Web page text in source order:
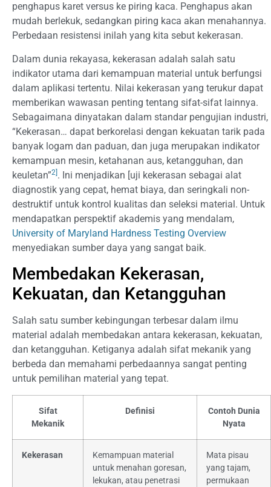
penghapus karet versus ke piring kaca. Penghapus akan
mudah berlekuk, sedangkan piring kaca akan menahannya.
Perbedaan resistensi inilah yang kita sebut kekerasan.
Dalam dunia rekayasa, kekerasan adalah salah satu
indikator utama dari kemampuan material untuk berfungsi
dalam aplikasi tertentu. Nilai kekerasan yang terukur dapat
memberikan wawasan penting tentang sifat-sifat lainnya.
Sebagaimana dinyatakan dalam standar pengujian industri,
“Kekerasan… dapat berkorelasi dengan kekuatan tarik pada
banyak logam dan paduan, dan juga merupakan indikator
kemampuan mesin, ketahanan aus, ketangguhan, dan
keuletan”2]. Ini menjadikan [uji kekerasan sebagai alat
diagnostik yang cepat, hemat biaya, dan seringkali non-
destruktif untuk kontrol kualitas dan seleksi material. Untuk
mendapatkan perspektif akademis yang mendalam,
University of Maryland Hardness Testing Overview
menyediakan sumber daya yang sangat baik.
Membedakan Kekerasan,
Kekuatan, dan Ketangguhan
Salah satu sumber kebingungan terbesar dalam ilmu
material adalah membedakan antara kekerasan, kekuatan,
dan ketangguhan. Ketiganya adalah sifat mekanik yang
berbeda dan memahami perbedaannya sangat penting
untuk pemilihan material yang tepat.
Sifat
Mekanik
Definisi
Contoh Dunia
Nyata
Kekerasan
Kemampuan material
untuk menahan goresan,
lekukan, atau penetrasi
Mata pisau
yang tajam,
permukaan